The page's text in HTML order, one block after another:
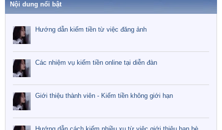
Nội dung nổi bật
Hướng dẫn kiếm tiền từ việc đăng ảnh
Các nhiệm vụ kiếm tiền online tại diễn đàn
Giới thiệu thành viên - Kiếm tiền không giới hạn